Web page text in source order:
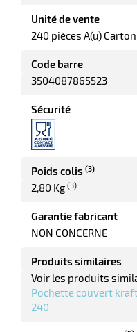
Unité de vente
240 pièces A(u) Carton
Code barre
3504087865523
Sécurité
Poids colis (3)
2,80 Kg (3)
Garantie fabricant
NON CONCERNE
Produits similaires
Voir les produits
Pochette couvert
240